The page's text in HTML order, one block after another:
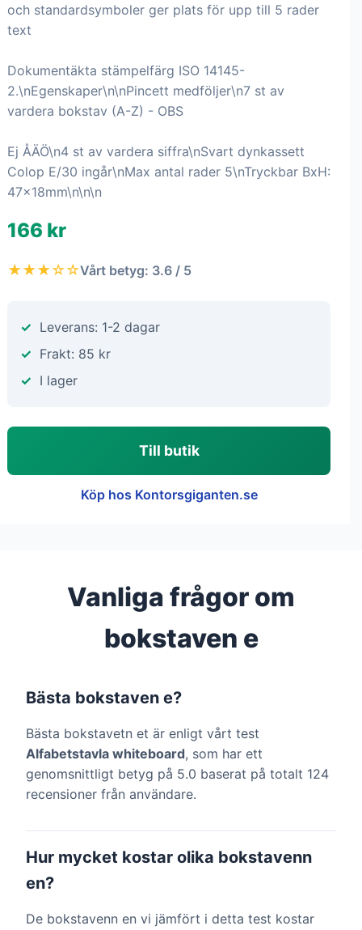
och standardsymboler ger plats för upp till 5 rader
text
Dokumentäkta stämpelfärg ISO 14145-
2.\nEgenskaper\n\nPincett medföljer\n7 st av
vardera bokstav (A-Z) - OBS
Ej ÅÄÖ\n4 st av vardera siffra\nSvart dynkassett
Colop E/30 ingår\nMax antal rader 5\nTryckbar BxH:
47x18mm\n\n\n
166 kr
★★★☆☆Vårt betyg: 3.6 / 5
Leverans: 1-2 dagar
Frakt: 85 kr
I lager
Till butik
Köp hos Kontorsgiganten.se
Vanliga frågor om
bokstaven e
Bästa bokstaven e?
Bästa bokstavetn et är enligt vårt test
Alfabetstavla whiteboard, som har ett
genomsnittligt betyg på 5.0 baserat på totalt 124
recensioner från användare.
Hur mycket kostar olika bokstavenn
en?
De bokstavenn en vi jämfört i detta test kostar